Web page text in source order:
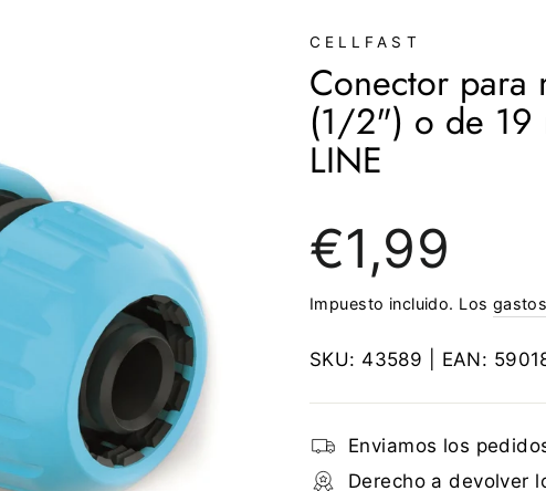
CELLFAST
Conector para
(1/2") o de 19
LINE
regular
€1,99
Impuesto incluido. Los
SKU: 43589 | EAN:
Enviamos los
Derecho a devolver